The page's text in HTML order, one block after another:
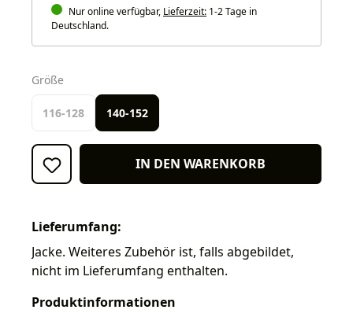
Nur online verfügbar, Lieferzeit: 1-2 Tage in
Deutschland.
Größe
116-128 140-152
IN DEN WARENKORB
Lieferumfang:
Jacke. Weiteres Zubehör ist, falls abgebildet,
nicht im Lieferumfang enthalten.
Produktinformationen